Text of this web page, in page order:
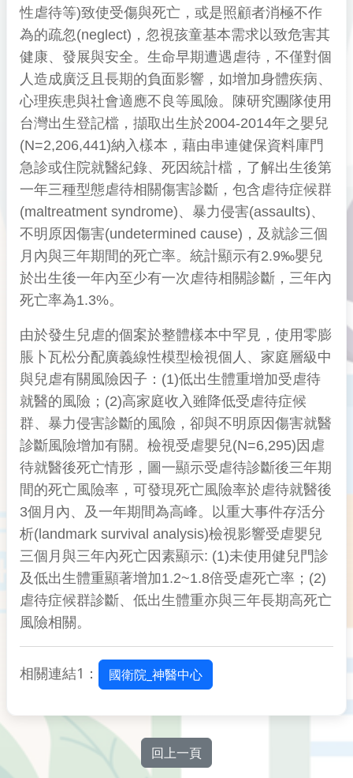
性虐待等)致使受傷與死亡，或是照顧者消極不作
為的疏忽(neglect)，忽視孩童基本需求以致危害其
健康、發展與安全。生命早期遭遇虐待，不僅對個
人造成廣泛且長期的負面影響，如增加身體疾病、
心理疾患與社會適應不良等風險。陳研究團隊使用
台灣出生登記檔，擷取出生於2004-2014年之嬰兒
(N=2,206,441)納入樣本，藉由串連健保資料庫門
急診或住院就醫紀錄、死因統計檔，了解出生後第
一年三種型態虐待相關傷害診斷，包含虐待症候群
(maltreatment syndrome)、暴力侵害(assaults)、
不明原因傷害(undetermined cause)，及就診三個
月內與三年期間的死亡率。統計顯示有2.9‰嬰兒
於出生後一年內至少有一次虐待相關診斷，三年內
死亡率為1.3%。
由於發生兒虐的個案於整體樣本中罕見，使用零膨
脹卜瓦松分配廣義線性模型檢視個人、家庭層級中
與兒虐有關風險因子：(1)低出生體重增加受虐待
就醫的風險；(2)高家庭收入雖降低受虐待症候
群、暴力侵害診斷的風險，卻與不明原因傷害就醫
診斷風險增加有關。檢視受虐嬰兒(N=6,295)因虐
待就醫後死亡情形，圖一顯示受虐待診斷後三年期
間的死亡風險率，可發現死亡風險率於虐待就醫後
3個月內、及一年期間為高峰。以重大事件存活分
析(landmark survival analysis)檢視影響受虐嬰兒
三個月與三年內死亡因素顯示: (1)未使用健兒門診
及低出生體重顯著增加1.2~1.8倍受虐死亡率；(2)
虐待症候群診斷、低出生體重亦與三年長期高死亡
風險相關。
相關連結1： 國衛院_神醫中心
回上一頁